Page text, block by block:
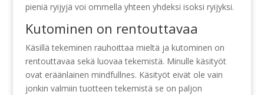
pieniä ryijyjä voi ommella yhteen yhdeksi isoksi ryijyksi.
Kutominen on rentouttavaa
Käsillä tekeminen rauhoittaa mieltä ja kutominen on
rentouttavaa sekä luovaa tekemistä. Minulle käsityöt
ovat eräänlainen mindfullnes. Käsityöt eivät ole vain
jonkin valmiin tuotteen tekemistä se on paljon